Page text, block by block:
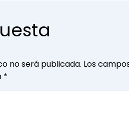
no será publicada. Los
*